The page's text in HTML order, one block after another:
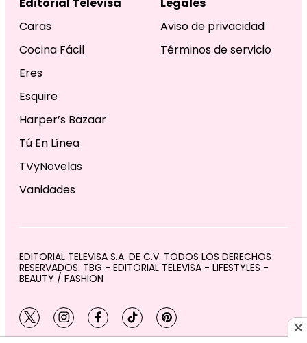
Caras
Cocina Fácil
Eres
Esquire
Harper’s Bazaar
Tú En Línea
TVyNovelas
Vanidades
Aviso de privacidad
Términos de servicio
EDITORIAL TELEVISA S.A. DE C.V. TODOS LOS DERECHOS
RESERVADOS. TBG - EDITORIAL TELEVISA - LIFESTYLES -
BEAUTY / FASHION
twitterinstagram
facebooktiktokpinterest